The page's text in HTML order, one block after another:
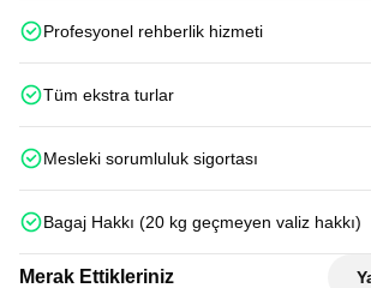
Profesyonel rehberlik hizmeti
Tüm ekstra turlar
Mesleki sorumluluk sigortası
Bagaj Hakkı (20 kg geçmeyen valiz hakkı)
Merak Ettikleriniz